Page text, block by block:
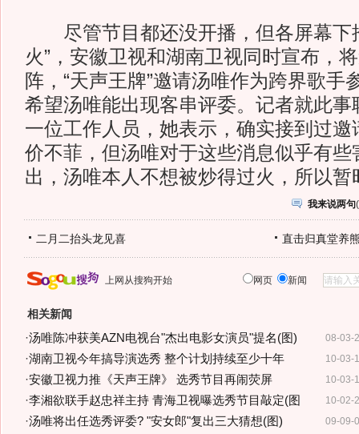
尽管节目都还没开播，但各屏幕下
火”，安徽卫视和湖南卫视同时宣布，
阵，“天声王牌”邀请汤唯作为跨界歌手
希望汤唯能出现客串评委。记者就此事
一位工作人员，她表示，确实接到过邀
价不菲，但汤唯对于这些消息似乎有些
出，汤唯本人不想被炒得过火，所以暂
我来说两句(
二月二抬头龙见喜 直击归真堂养
上网从搜狗开始 网页 新闻
相关新闻
08-03-
·汤唯陈冲获美AZN电视台"杰出电影女演员"提名(图)
10-03-
·湖南卫视今年搞导演选秀 整个计划持续至少十年
10-03-
·安徽卫视力推《天声王牌》 选秀节目再闹荧屏
10-02-
·李湘欲联手赵忠祥主持 青海卫视曝选秀节目敲定(图
09-09-
·汤唯将出任选秀评委? "安女郎"复出三大猜想(图)